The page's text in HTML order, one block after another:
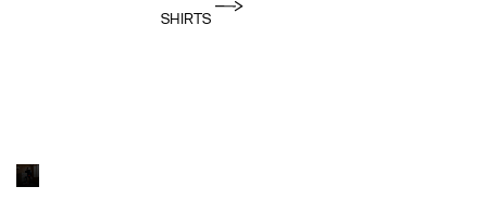
SHIRTS